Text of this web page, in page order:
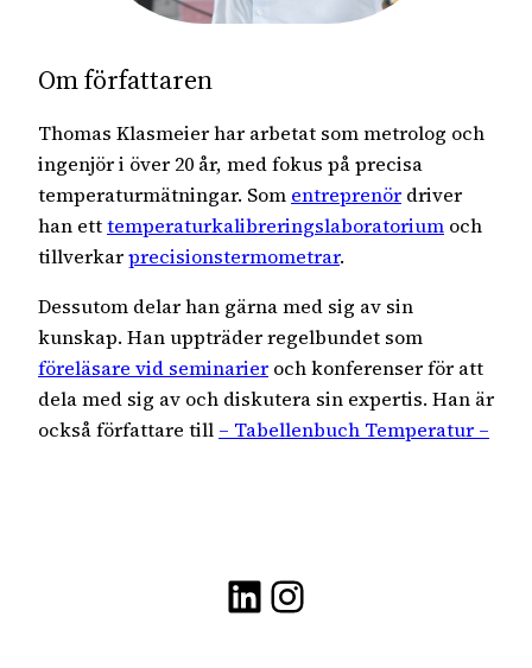
Om författaren
Thomas Klasmeier har arbetat som metrolog och
ingenjör i över 20 år, med fokus på precisa
temperaturmätningar. Som entreprenör driver
han etttemperaturkalibreringslaboratorium och
tillverkarprecisionstermometrar.
Dessutom delar han gärna med sig av sin
kunskap. Han uppträder regelbundet som
föreläsare vid seminarier och konferenser för att
dela med sig av och diskutera sin expertis. Han är
också författare till – Tabellenbuch Temperatur –
LinkedIn
Instagram